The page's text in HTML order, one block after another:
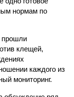
нормам по
прошли
клещей,
каждого из
мониторинг.